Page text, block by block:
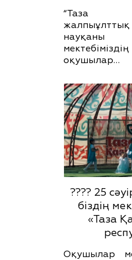
“Таза
оқушылар…
???? 25
біздің
«Таза
Оқушылар